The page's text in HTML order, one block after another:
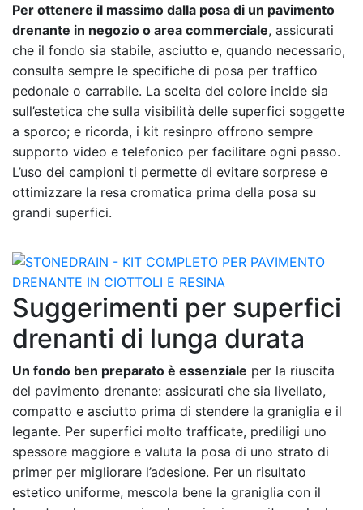
Per ottenere il massimo dalla posa di un pavimento
drenante in negozio o area commerciale, assicurati
che il fondo sia stabile, asciutto e, quando necessario,
consulta sempre le specifiche di posa per traffico
pedonale o carrabile. La scelta del colore incide sia
sull’estetica che sulla visibilità delle superfici soggette
a sporco; e ricorda, i kit resinpro offrono sempre
supporto video e telefonico per facilitare ogni passo.
L’uso dei campioni ti permette di evitare sorprese e
ottimizzare la resa cromatica prima della posa su
grandi superfici.
Suggerimenti per superfici
drenanti di lunga durata
Un fondo ben preparato è essenziale per la riuscita
del pavimento drenante: assicurati che sia livellato,
compatto e asciutto prima di stendere la graniglia e il
legante. Per superfici molto trafficate, prediligi uno
spessore maggiore e valuta la posa di uno strato di
primer per migliorare l’adesione. Per un risultato
estetico uniforme, mescola bene la graniglia con il